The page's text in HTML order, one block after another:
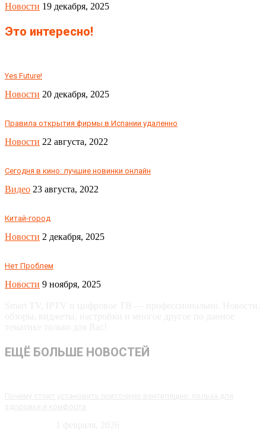
Новости 19 декабря, 2025
Это интересно!
Yes Future!
Новости 20 декабря, 2025
Правила открытия фирмы в Испании удаленно
Новости 22 августа, 2022
Сегодня в кино: лучшие новинки онлайн
Видео 23 августа, 2022
Китай-город
Новости 2 декабря, 2025
Нет Проблем
Новости 9 ноября, 2025
ЕЩЁ БОЛЬШЕ НОВОСТЕЙ